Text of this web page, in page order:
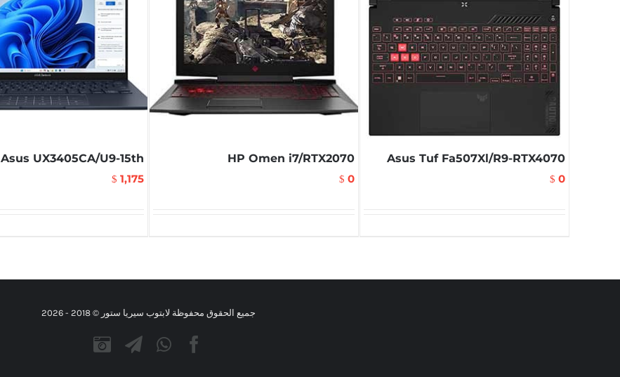
Asus Tuf Fa507Xl/R9-RTX4070
$ 0
HP Omen i7/RTX2070
$ 0
Asus UX3405CA/U9-15th
$ 1,175
جميع الحقوق محفوظة لابتوب سيريا ستور © 2018 - 2026
Facebook
WhatsApp
Telegram